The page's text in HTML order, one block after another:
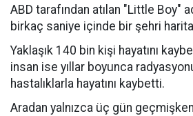
ABD tarafından atılan "Little Boy"
birkaç saniye içinde bir şehri
Yaklaşık 140 bin kişi hayatını
insan ise yıllar boyunca
hastalıklarla hayatını kaybetti.
Aradan yalnızca üç gün